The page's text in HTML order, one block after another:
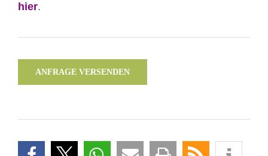
hier.
ANFRAGE VERSENDEN